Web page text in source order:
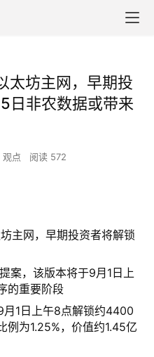
太坊主网，早期投
日非农数据或带来
观点 阅读 572
主网，早期投资者将解锁
案，该版本将于9月1日上
的重要阶段
月1日上午8点解锁约4400
例为1.25%，价值约1.45亿